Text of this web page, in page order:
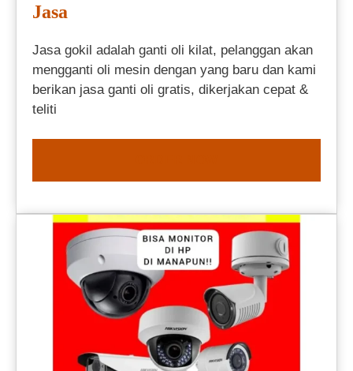
Jasa
Jasa gokil adalah ganti oli kilat, pelanggan akan
mengganti oli mesin dengan yang baru dan kami
berikan jasa ganti oli gratis, dikerjakan cepat &
teliti